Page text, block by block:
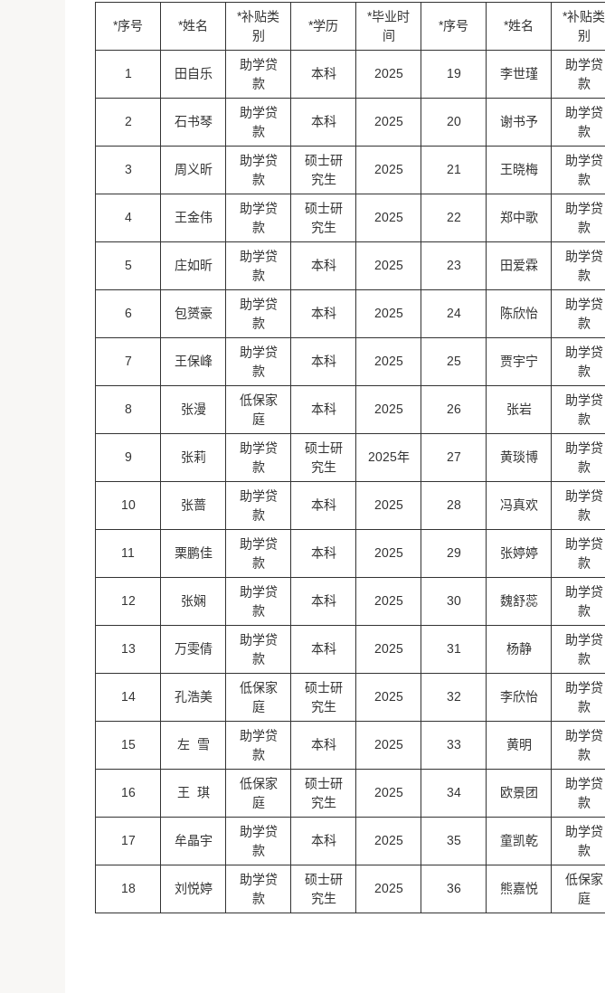
*序号 *姓名
*补贴类
别
*学历
*毕业时
间
*序号 *姓名
*补贴类
别
1 田自乐
助学贷
款
本科 2025 19 李世瑾
助学贷
款
2 石书琴
助学贷
款
本科 2025 20 谢书予
助学贷
款
3 周义昕
助学贷
款
硕士研
究生
2025 21 王晓梅
助学贷
款
4 王金伟
助学贷
款
硕士研
究生
2025 22 郑中歌
助学贷
款
5 庄如昕
助学贷
款
本科 2025 23 田爱霖
助学贷
款
6 包赟豪
助学贷
款
本科 2025 24 陈欣怡
助学贷
款
7 王保峰
助学贷
款
本科 2025 25 贾宇宁
助学贷
款
8 张漫
低保家
庭
本科 2025 26 张岩
助学贷
款
9 张莉
助学贷
款
硕士研
究生
2025年 27 黄琰博
助学贷
款
10 张蔷
助学贷
款
本科 2025 28 冯真欢
助学贷
款
11 栗鹏佳
助学贷
款
本科 2025 29 张婷婷
助学贷
款
12 张娴
助学贷
款
本科 2025 30 魏舒蕊
助学贷
款
13 万雯倩
助学贷
款
本科 2025 31 杨静
助学贷
款
14 孔浩美
低保家
庭
硕士研
究生
2025 32 李欣怡
助学贷
款
15 左 雪
助学贷
款
本科 2025 33 黄明
助学贷
款
16 王 琪
低保家
庭
硕士研
究生
2025 34 欧景团
助学贷
款
17 牟晶宇
助学贷
款
本科 2025 35 童凯乾
助学贷
款
18 刘悦婷
助学贷
款
硕士研
究生
2025 36 熊嘉悦
低保家
庭